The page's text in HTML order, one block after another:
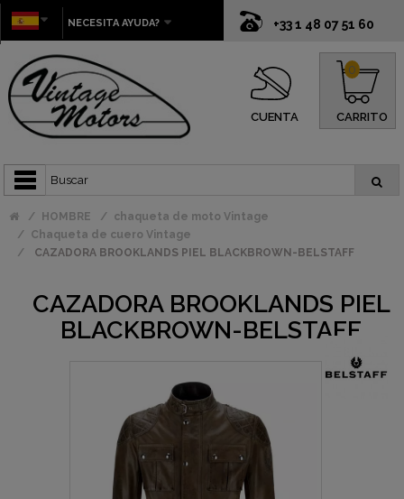
+33 1 48 07 51 60
NECESITA AYUDA?
CUENTA CARRITO
0
HOMBRE
chaqueta de moto Vintage
Chaqueta de cuero Vintage
CAZADORA BROOKLANDS PIEL BLACKBROWN-BELSTAFF
CAZADORA BROOKLANDS PIEL
BLACKBROWN-BELSTAFF